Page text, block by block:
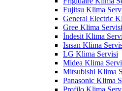
Fujitsu Klima
General Electric
Gree Klima Servisi
İndesit Klima
Isısan Klima
LG Klima Servisi
Midea Klima
Mitsubishi Klima
Panasonic Klima
Profilo Klima